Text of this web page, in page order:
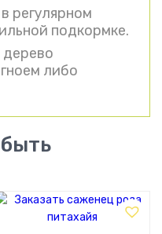
регулярном
подкормке.
дерево
либо